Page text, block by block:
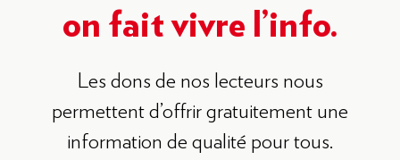
on fait vivre l’info.
Les dons de nos lecteurs nous
permettent d’offrir gratuitement une
information de qualité pour tous.